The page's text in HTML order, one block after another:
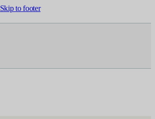
Skip to footer